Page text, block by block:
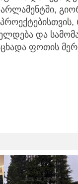
და
ფოთის